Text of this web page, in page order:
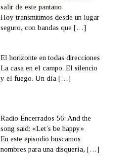
salir de este pantano
Hoy transmitimos desde un lugar
seguro, con bandas que[…]
El horizonte en todas direcciones
La casa en el campo. El silencio
y el fuego. Un día[…]
Radio Encerrados 56: And the
song said: «Let’s be happy»
En este episodio buscamos
nombres para una disquería,[…]